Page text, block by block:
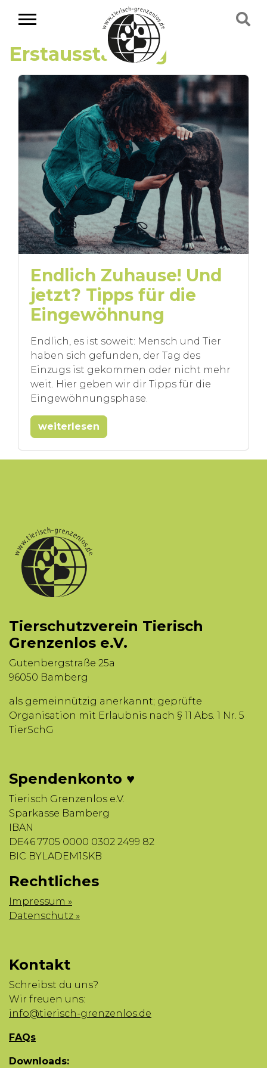
Erstausstattung
Endlich Zuhause! Und
jetzt? Tipps für die
Eingewöhnung
Endlich, es ist soweit: Mensch und Tier
haben sich gefunden, der Tag des
Einzugs ist gekommen oder nicht mehr
weit. Hier geben wir dir Tipps für die
Eingewöhnungsphase.
weiterlesen
Tierschutzverein Tierisch
Grenzenlos e.V.
Gutenbergstraße 25a
96050 Bamberg
als gemeinnützig anerkannt; geprüfte
Organisation mit Erlaubnis nach § 11 Abs. 1 Nr. 5
TierSchG
Spendenkonto ♥
Tierisch Grenzenlos e.V.
Sparkasse Bamberg
IBAN
DE46 7705 0000 0302 2499 82
BIC BYLADEM1SKB
Rechtliches
Impressum »
Datenschutz »
Kontakt
Schreibst du uns?
Wir freuen uns:
info@tierisch-grenzenlos.de
FAQs
Downloads: